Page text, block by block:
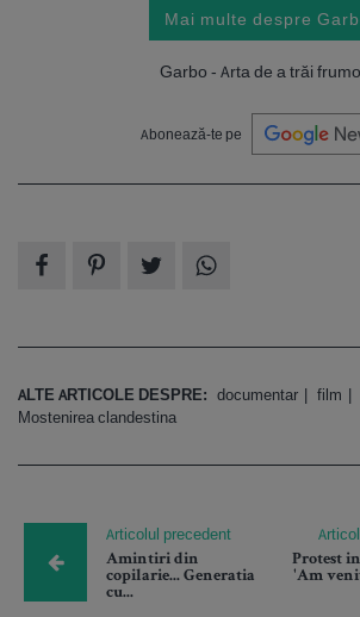
Mai multe despre
Garbo - Arta de a trăi
Abonează-te pe
ALTE ARTICOLE DESPRE: documentar film
Mostenirea clandestina
Articolul precedent
Amintiri din
copilarie... Generatia
cu...
Protest
'Am